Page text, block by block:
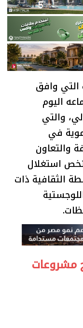
التي وافق
اليوم
والتي
في
والتعاون
تخص استغلال
الثقافية ذات
مشروعات